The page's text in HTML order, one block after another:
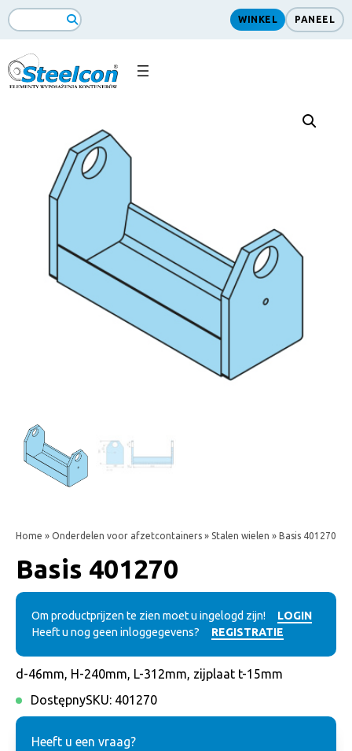
ZoekopdrachtSearch
WINKEL PANEEL
Home » Onderdelen voor afzetcontainers » Stalen wielen » Basis 401270
Basis 401270
Om productprijzen te zien moet u ingelogd zijn!
LOGIN
Heeft u nog geen inloggegevens?
REGISTRATIE
d-46mm, H-240mm, L-312mm, zijplaat t-15mm
DostępnySKU: 401270
Heeft u een vraag?